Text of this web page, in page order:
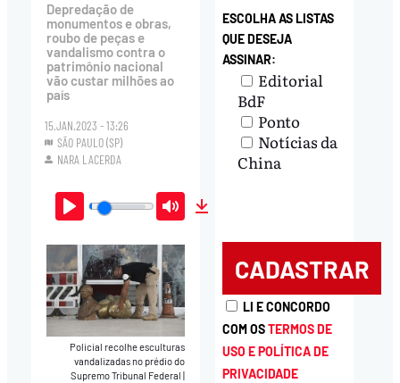
Depredação de
monumentos e obras,
roubo de peças e
vandalismo contra o
patrimônio nacional
vão custar milhões ao
país
15.JAN.2023 - 13:26
SÃO PAULO (SP)
NARA LACERDA
Play Mute
Policial recolhe esculturas
vandalizadas no prédio do
Supremo Tribunal Federal
ESCOLHA AS LISTAS
QUE DESEJA
ASSINAR:
Editorial
BdF
Ponto
Notícias da
China
LI E CONCORDO
COM OSTERMOS DE
USO E POLÍTICA DE
PRIVACIDADE